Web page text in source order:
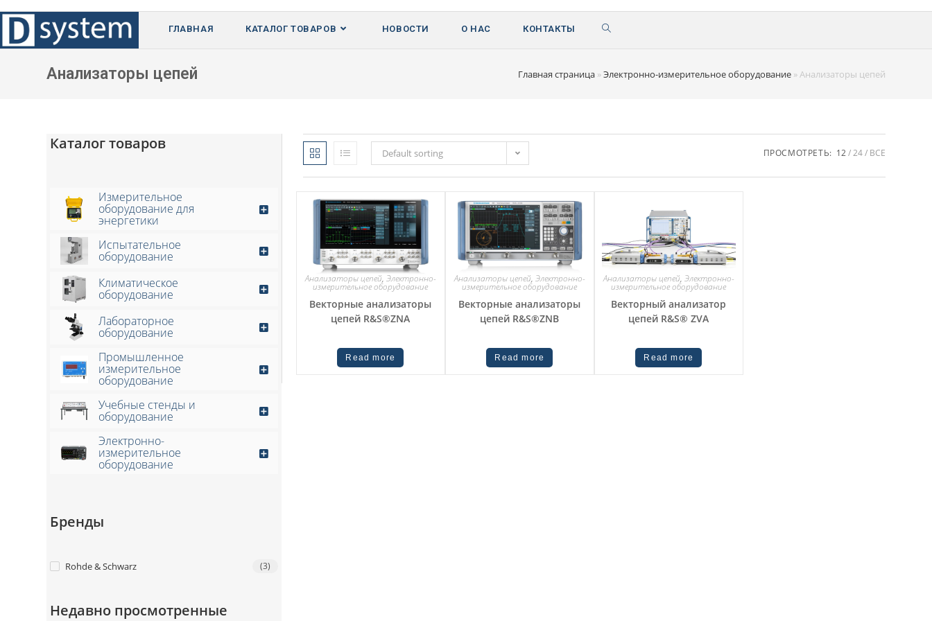
Перейти
содержимому
ГЛАВНАЯ КАТАЛОГ ТОВАРОВ НОВОСТИ О НАС КОНТАКТЫ
Анализаторы цепей Главная страница»Электронно-измерительное оборудование»Анализаторы цепей
Default sorting ПРОСМОТРЕТЬ: 12 24 ВСЕ
Анализаторы цепей, Электронно-
измерительное оборудование
Векторные анализаторы
цепей R&S®ZNA
Read more
Анализаторы цепей, Электронно-
измерительное оборудование
Векторные анализаторы
цепей R&S®ZNB
Read more
Анализаторы цепей, Электронно-
измерительное оборудование
Векторный анализатор
цепей R&S® ZVA
Read more
Каталог товаров
Измерительное
оборудование для
энергетики
Испытательное
оборудование
Климатическое
оборудование
Лабораторное
оборудование
Промышленное
измерительное
оборудование
Учебные стенды и
оборудование
Электронно-
измерительное
оборудование
Бренды
Rohde & Schwarz (3)
Недавно просмотренные